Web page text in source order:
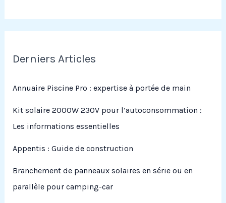
Derniers Articles
Annuaire Piscine Pro : expertise à portée de main
Kit solaire 2000W 230V pour l’autoconsommation :
Les informations essentielles
Appentis : Guide de construction
Branchement de panneaux solaires en série ou en
parallèle pour camping-car